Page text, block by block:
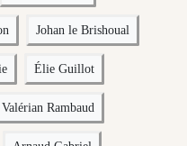
Johan le Brishoual
Élie Guillot
Valérian Rambaud